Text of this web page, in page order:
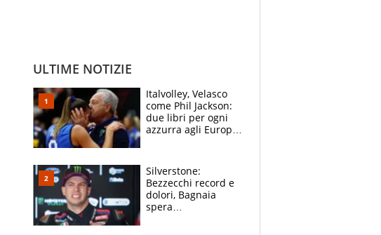
ULTIME NOTIZIE
Italvolley, Velasco
come Phil Jackson:
due libri per ogni
azzurra agli Europei.
Silverstone:
Bezzecchi record e
dolori, Bagnaia
spera